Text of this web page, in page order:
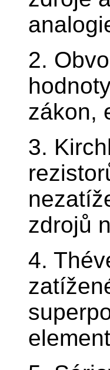
2.
zákon,
3.
zdrojů
4.